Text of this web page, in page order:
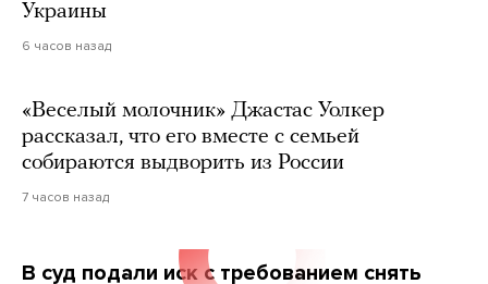
Украины
6 часов назад
«Веселый молочник» Джастас Уолкер
рассказал, что его вместе с семьей
собираются выдворить из России
7 часов назад
В суд подали иск с требованием снять